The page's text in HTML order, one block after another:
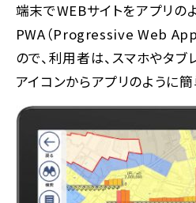
端末でWEBサイトをアプリの
PWA（Progressive Web
ので、利用者は、スマホやタブ
アイコンからアプリのように